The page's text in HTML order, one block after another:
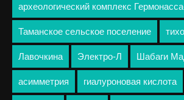
археологический комплекс
Таманское сельское поселение
Лавочкина Электро-Л Шабаги
асимметрия гиалуроновая кислота